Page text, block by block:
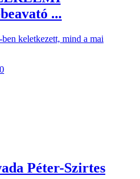
...
keletkezett, mind a mai
Péter-Szirtes